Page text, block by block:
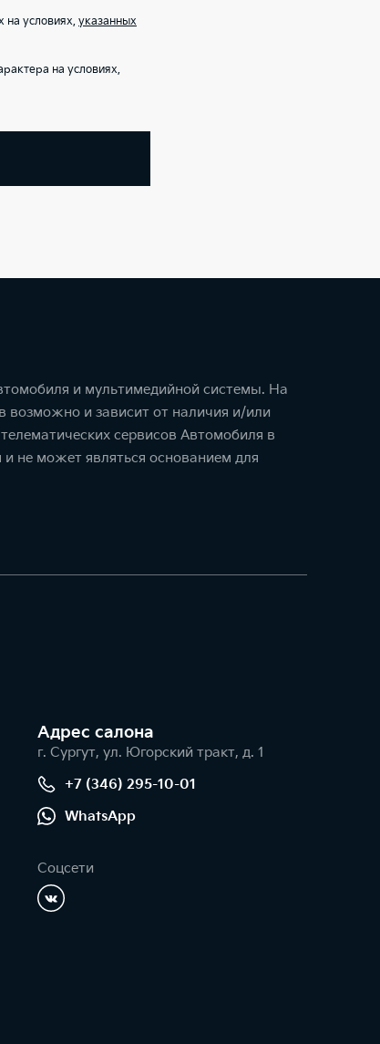
условиях, указанных
на условиях,
и мультимедийной системы. На
возможно и зависит от наличия и/или
сервисов Автомобиля в
и не может являться основанием для
Адрес салонa
г. Сургут, ул. Югорский тракт, д. 1
+7 (346) 295-10-01
WhatsApp
Соцсети